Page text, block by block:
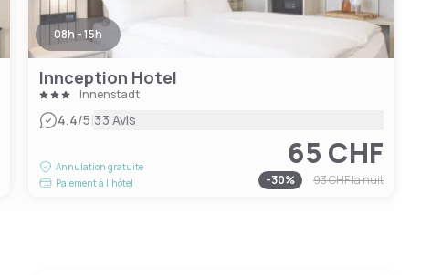
08h - 15h
Innception Hotel
Innenstadt
4.4/5|33 Avis
Annulation gratuite
Paiement à l'hôtel
65 CHF
-30% 93 CHFla nuit